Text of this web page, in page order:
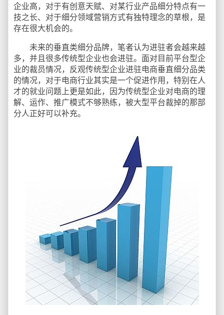
企业高，对于有创意天赋、对某行业产品细分特点有一
技之长、对于细分领域营销方式有独特理念的草根，是
存在很大机会的。
未来的垂直类细分品牌，笔者认为进驻者会越来越
多，并且很多传统型企业也会进驻。面对目前平台型企
业的裁员情况，反观传统型企业进驻电商垂直细分品类
的情况，对于电商行业其实是一个促进作用，特别在人
才的就业问题上更是如此，因为传统型企业对电商的理
解、运作、推广模式不够熟练，被大型平台裁掉的那部
分人正好可以补充。